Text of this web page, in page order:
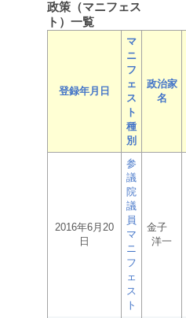
政策（マニフェス
ト）一覧
登録年月日
マ
ニ
フ
ェ
ス
ト
種
別
政治家
名
2016年6月20
日
参
議
院
議
員
マ
ニ
フ
ェ
ス
ト
金子
洋一